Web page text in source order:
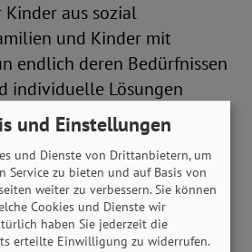
aus sozial
und Kinder mit
endlich deren Bedürfnissen
individuelle Lösungen
bei
darf es nicht
ist das Fundament für den
der jungen Menschen und
nicht verbauen“, mahnt
und Einstellungen
und Dienste von Drittanbietern, um
Service zu bieten und auf Basis von
weiter zu verbessern. Sie können
Cookies und Dienste wir
haben Sie jederzeit die
erteilte Einwilligung zu widerrufen.